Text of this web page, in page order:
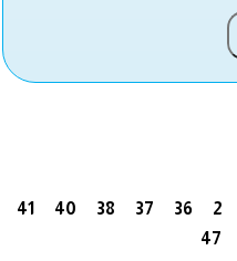
2
36
37
38
40
41
47